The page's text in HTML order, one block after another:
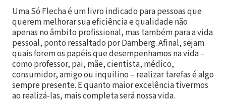
Uma Só Flecha é um livro indicado para pessoas que
querem melhorar sua eficiência e qualidade não
apenas no âmbito profissional, mas também para a vida
pessoal, ponto ressaltado por Damberg. Afinal, sejam
quais forem os papéis que desempenhamos na vida –
como professor, pai, mãe, cientista, médico,
consumidor, amigo ou inquilino – realizar tarefas é algo
sempre presente. E quanto maior excelência tivermos
ao realizá-las, mais completa será nossa vida.